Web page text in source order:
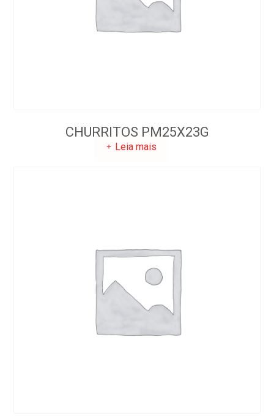
CHURRITOS PM25X23G
Leia mais